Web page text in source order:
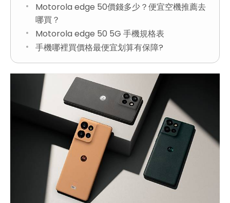
Motorola edge 50價錢多少？便宜空機推薦去
哪買？
Motorola edge 50 5G 手機規格表
手機哪裡買價格最便宜划算有保障?